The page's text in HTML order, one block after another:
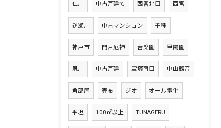
仁川 中古戸建て 西宮北口 西宮
逆瀬川 中古マンション 千種
神戸市 門戸厄神 苦楽園 甲陽園
夙川 中古戸建 宝塚南口 中山観音
角部屋 売布 ジオ オール電化
平坦 100㎡以上 TUNAGERU